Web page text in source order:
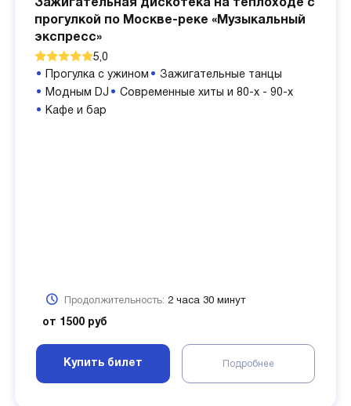
Зажигательная дискотека на теплоходе с
прогулкой по Москве-реке «Музыкальный
экспресс»
5,0
Прогулка с ужином
Зажигательные танцы
Модным DJ
Современные хиты и 80-х - 90-х
Кафе и бар
Продолжительность: 2 часа 30 минут
от 1500 руб
Купить билет Подробнее